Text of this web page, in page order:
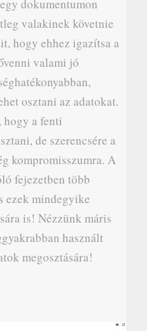
dokumentumon
valakinek követnie
hogy ehhez igazítsa a
valami jó
osztani az adatokat.
a fenti
de szerencsére a
kompromisszumra. A
fejezetben több
ezek mindegyike
is! Nézzünk máris
használt
megosztására!